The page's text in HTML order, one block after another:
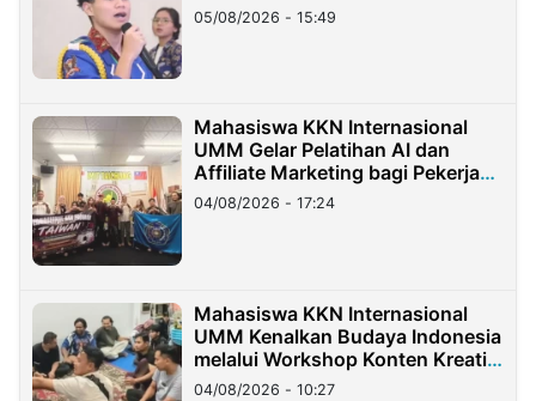
05/08/2026 - 15:49
Mahasiswa KKN Internasional
UMM Gelar Pelatihan AI dan
Affiliate Marketing bagi Pekerja
Migran Indonesia di Taiwan
04/08/2026 - 17:24
Mahasiswa KKN Internasional
UMM Kenalkan Budaya Indonesia
melalui Workshop Konten Kreatif
di Taiwan
04/08/2026 - 10:27